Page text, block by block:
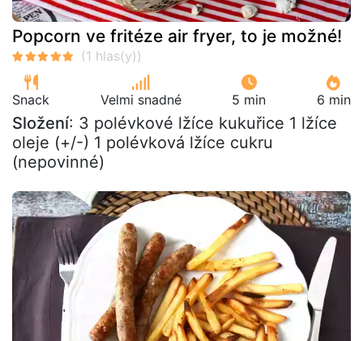
Popcorn ve fritéze air fryer, to je možné!
Snack Velmi snadné 5 min 6 min
Složení: 3 polévkové lžíce kukuřice 1 lžíce
oleje (+/-) 1 polévková lžíce cukru
(nepovinné)